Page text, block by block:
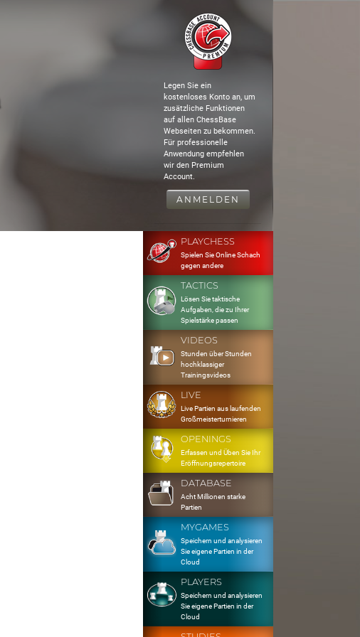
Legen Sie ein
kostenloses Konto an, um
zusätzliche Funktionen
auf allen ChessBase
Webseiten zu bekommen.
Für professionelle
Anwendung empfehlen
wir den Premium
Account.
ANMELDEN
PLAYCHESS
Spielen Sie Online Schach
gegen andere
TACTICS
Lösen Sie taktische
Aufgaben, die zu Ihrer
Spielstärke passen
VIDEOS
Stunden über Stunden
hochklassiger
Trainingsvideos
LIVE
Live Partien aus laufenden
Großmeisterturnieren
OPENINGS
Erfassen und Üben Sie Ihr
Eröffnungsrepertoire
DATABASE
Acht Millionen starke
Partien
MYGAMES
Speichern und analysieren
Sie eigene Partien in der
Cloud
PLAYERS
Speichern und analysieren
Sie eigene Partien in der
Cloud